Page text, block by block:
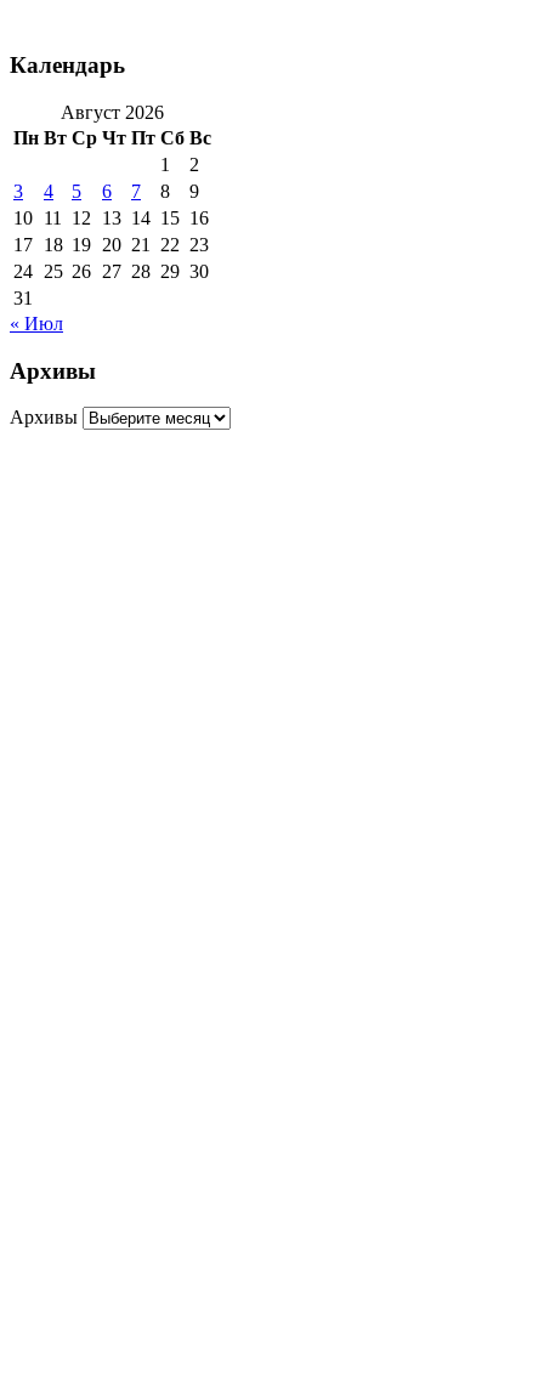
Календарь
Август 2026
Пн Вт Ср Чт Пт Сб Вс
1
2
3
4 5 6 7 8
9
10 11 12 13 14 15 16
17 18 19 20 21 22 23
24 25 26 27 28 29 30
31
« Июл
Архивы
Архивы